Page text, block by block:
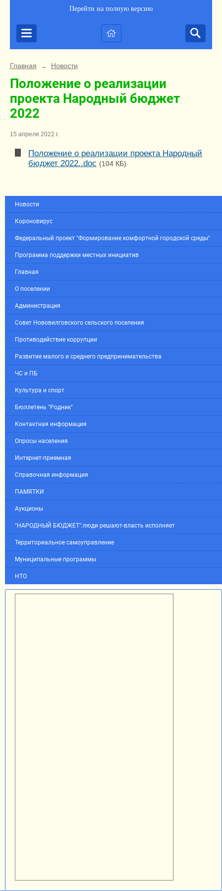
Перейти на полную версию
Главная → Новости
Положение о реализации
проекта Народный бюджет
2022
15 апреля 2022 г.
Положение о реализации проекта Народный
бюджет 2022..doc (104 КБ)
Новости
Короновирус
Федеральный проект "Формирование комфортной городской среды"
Программа поддержки местных инициатив
Главная
О поселении
Администрация
Совет Нововилговского сельского поселения
Противодействие коррупции
Развитие малого и среднего предпринимательства
ЧС и ПБ
Культура и спорт
Бюллетень "Родник"
Контактная информация
Опросы населения
Интернет-приемная
Справочная информация
ПАМЯТКИ
Аукционы
"НАРОДНЫЙ БЮДЖЕТ":люди решают-власть исполняет
Территориальное самоуправление
Муниципальные программы
НТО